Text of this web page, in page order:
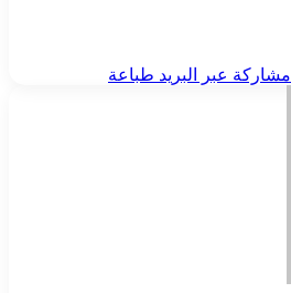
مشاركة عبر البريد طباعة